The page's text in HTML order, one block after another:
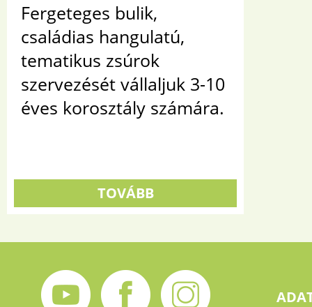
Fergeteges bulik,
családias hangulatú,
tematikus zsúrok
szervezését vállaljuk 3-10
éves korosztály számára.
TOVÁBB